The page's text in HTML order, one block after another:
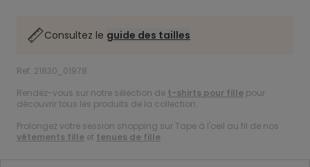
Consultez le guide des tailles
Ref. 21830_01978
Rendez-vous sur notre sélection de t-shirts pour fille pour
découvrir tous les produits de la collection.
Prolongez votre session shopping sur Tape à l'oeil au fil de nos
vêtements fille et tenues de fille.